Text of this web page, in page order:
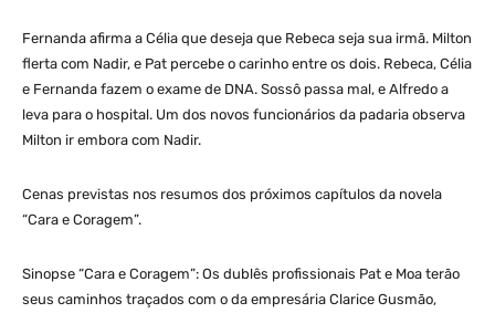
Fernanda afirma a Célia que deseja que Rebeca seja sua irmã. Milton
flerta com Nadir, e Pat percebe o carinho entre os dois. Rebeca, Célia
e Fernanda fazem o exame de DNA. Sossô passa mal, e Alfredo a
leva para o hospital. Um dos novos funcionários da padaria observa
Milton ir embora com Nadir.
Cenas previstas nos resumos dos próximos capítulos da novela
“Cara e Coragem”.
Sinopse “Cara e Coragem”: Os dublês profissionais Pat e Moa terão
seus caminhos traçados com o da empresária Clarice Gusmão,